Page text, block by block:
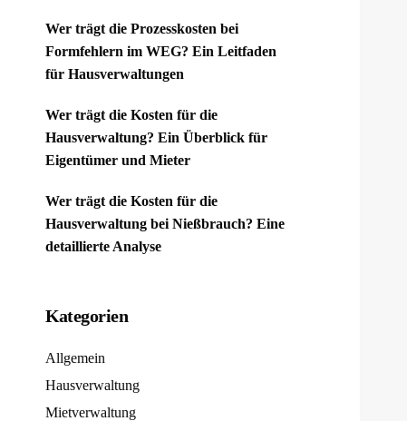
Wer trägt die Prozesskosten bei
Formfehlern im WEG? Ein Leitfaden
für Hausverwaltungen
Wer trägt die Kosten für die
Hausverwaltung? Ein Überblick für
Eigentümer und Mieter
Wer trägt die Kosten für die
Hausverwaltung bei Nießbrauch? Eine
detaillierte Analyse
Kategorien
Allgemein
Hausverwaltung
Mietverwaltung